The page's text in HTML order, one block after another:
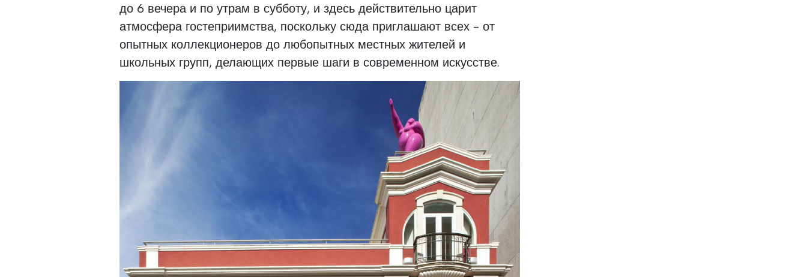
до 6 вечера и по утрам в субботу, и здесь действительно царит
атмосфера гостеприимства, поскольку сюда приглашают всех - от
опытных коллекционеров до любопытных местных жителей и
школьных групп, делающих первые шаги в современном искусстве.